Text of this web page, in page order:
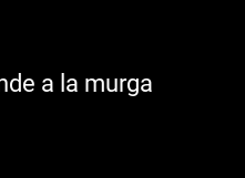
a la murga